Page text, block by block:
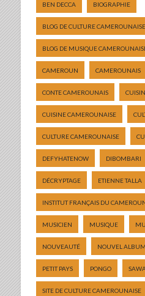
BEN DECCA BIOGRAPHIE
BLOG DE CULTURE CAMEROUNAISE
BLOG DE MUSIQUE
CAMEROUN CAMEROUNAIS
CONTE CAMEROUNAIS
CUISINE CAMEROUNAISE
CULTURE CAMEROUNAISE
DEFYHATENOW DIBOMBARI
DÉCRYPTAGE ETIENNE TALLA
INSTITUT FRANÇAIS DU
MUSICIEN MUSIQUE
NOUVEAUTÉ NOUVEL ALBUM
PETIT PAYS PONGO
SITE DE CULTURE CAMEROUNAISE